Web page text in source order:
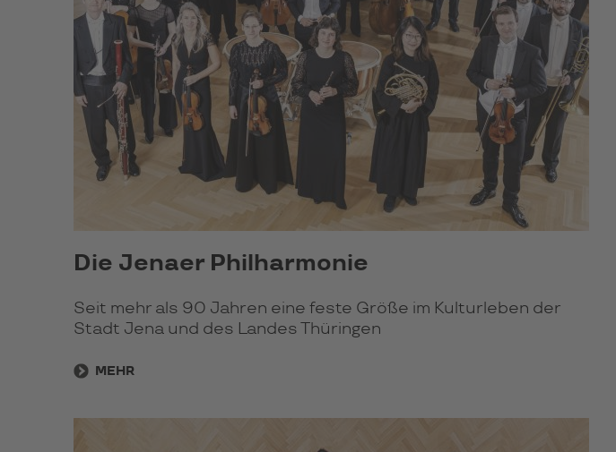
Die Jenaer Philharmonie
Seit mehr als 90 Jahren eine feste Größe im Kulturleben der
Stadt Jena und des Landes Thüringen
MEHR